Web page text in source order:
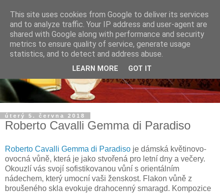
úterý 5. června 2018
Roberto Cavalli Gemma di Paradiso
Roberto Cavalli Gemma di Paradiso je dámská květinovo-
ovocná vůně, která je jako stvořená pro letní dny a večery.
Okouzlí vás svojí sofistikovanou vůní s orientálním
nádechem, který umocní vaši ženskost. Flakon vůně z
broušeného skla evokuje drahocenný smaragd. Kompozice
This site uses cookies from Google to deliver its services
and to analyze traffic. Your IP address and user-agent are
shared with Google along with performance and security
metrics to ensure quality of service, generate usage
statistics, and to detect and address abuse.
LEARN MORE GOT IT